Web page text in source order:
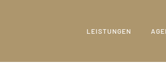
LEISTUNGEN